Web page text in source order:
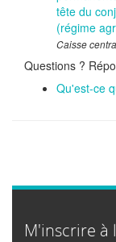
tête du
(régime
Caisse
Questions ?
Qu'est-ce
M'inscrire à